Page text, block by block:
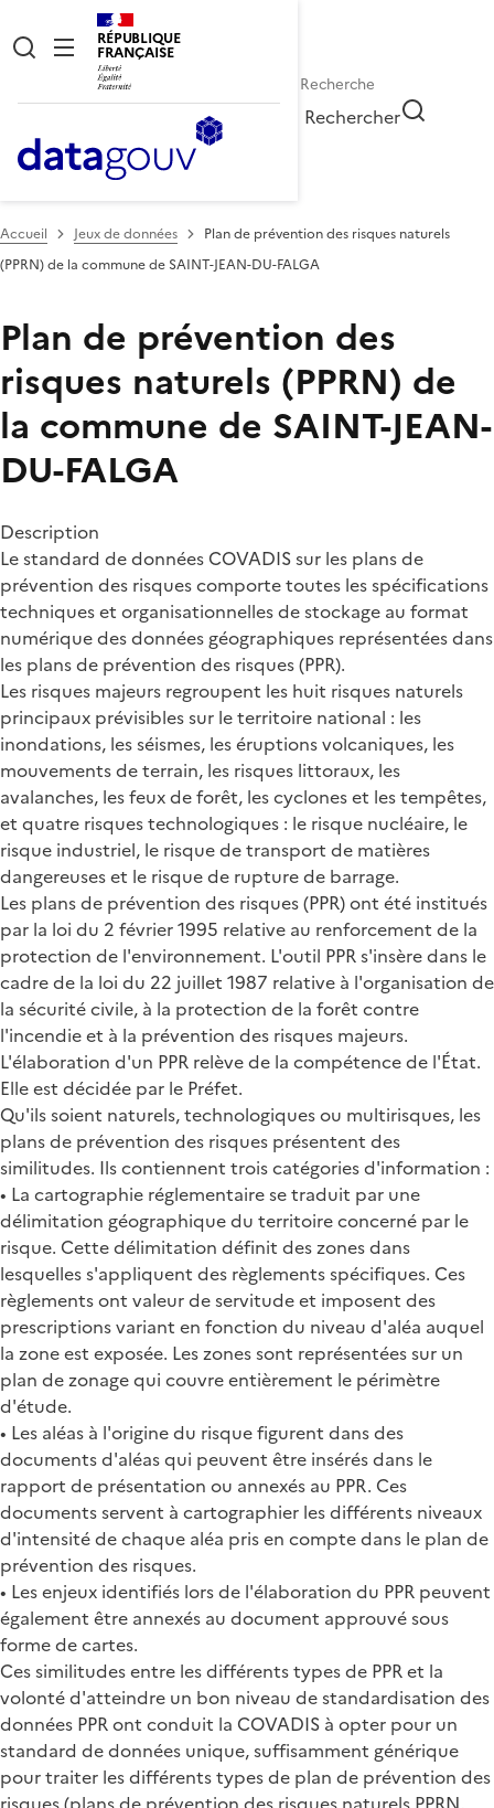
RÉPUBLIQUE
FRANÇAISE
Rechercher
Accueil Jeux de données
Plan de prévention des risques naturels
(PPRN) de la commune de SAINT-JEAN-DU-FALGA
Plan de prévention des
risques naturels (PPRN) de
la commune de SAINT-JEAN-
DU-FALGA
Description
Le standard de données COVADIS sur les plans de
prévention des risques comporte toutes les spécifications
techniques et organisationnelles de stockage au format
numérique des données géographiques représentées dans
les plans de prévention des risques (PPR).
Les risques majeurs regroupent les huit risques naturels
principaux prévisibles sur le territoire national : les
inondations, les séismes, les éruptions volcaniques, les
mouvements de terrain, les risques littoraux, les
avalanches, les feux de forêt, les cyclones et les tempêtes,
et quatre risques technologiques : le risque nucléaire, le
risque industriel, le risque de transport de matières
dangereuses et le risque de rupture de barrage.
Les plans de prévention des risques (PPR) ont été institués
par la loi du 2 février 1995 relative au renforcement de la
protection de l'environnement. L'outil PPR s'insère dans le
cadre de la loi du 22 juillet 1987 relative à l'organisation de
la sécurité civile, à la protection de la forêt contre
l'incendie et à la prévention des risques majeurs.
L'élaboration d'un PPR relève de la compétence de l'État.
Elle est décidée par le Préfet.
Qu'ils soient naturels, technologiques ou multirisques, les
plans de prévention des risques présentent des
similitudes. Ils contiennent trois catégories d'information :
• La cartographie réglementaire se traduit par une
délimitation géographique du territoire concerné par le
risque. Cette délimitation définit des zones dans
lesquelles s'appliquent des règlements spécifiques. Ces
règlements ont valeur de servitude et imposent des
prescriptions variant en fonction du niveau d'aléa auquel
la zone est exposée. Les zones sont représentées sur un
plan de zonage qui couvre entièrement le périmètre
d'étude.
• Les aléas à l'origine du risque figurent dans des
documents d'aléas qui peuvent être insérés dans le
rapport de présentation ou annexés au PPR. Ces
documents servent à cartographier les différents niveaux
d'intensité de chaque aléa pris en compte dans le plan de
prévention des risques.
• Les enjeux identifiés lors de l'élaboration du PPR peuvent
également être annexés au document approuvé sous
forme de cartes.
Ces similitudes entre les différents types de PPR et la
volonté d'atteindre un bon niveau de standardisation des
données PPR ont conduit la COVADIS à opter pour un
standard de données unique, suffisamment générique
pour traiter les différents types de plan de prévention des